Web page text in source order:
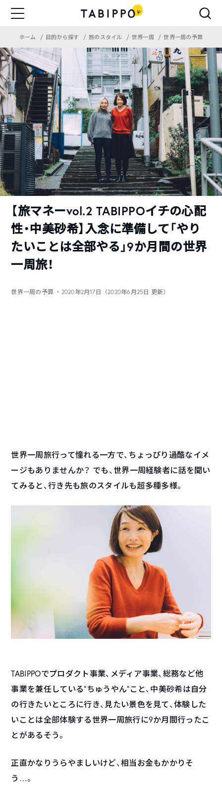
ホーム 目的から探す 旅のスタイル 世界一周 世界一周の予算
【旅マネーvol.2 TABIPPOイチの心配
性・中美砂希】入念に準備して「やり
たいことは全部やる」9か月間の世界
一周旅！
世界一周の予算 ・2020年2月17日（2020年6月25日 更新）
世界一周旅行って憧れる一方で、ちょっぴり過酷なイメ
ージもありませんか？ でも、世界一周経験者に話を聞い
てみると、行き先も旅のスタイルも超多種多様。
TABIPPOでプロダクト事業、メディア事業、総務など他
事業を兼任している“ちゅうやん”こと、中美砂希は自分
の行きたいところに行き、見たい景色を見て、体験した
いことは全部体験する世界一周旅行に9か月間行ったこ
とがあるそう。
正直かなりうらやましいけど、相当お金もかかりそ
う…。